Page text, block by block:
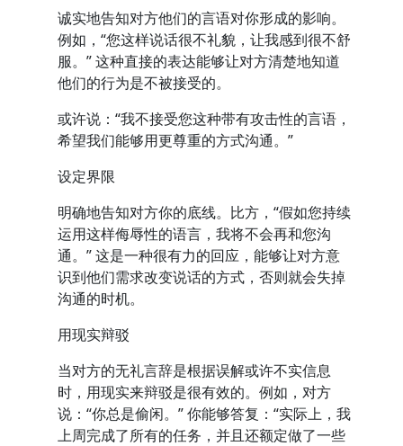
诚实地告知对方他们的言语对你形成的影响。
例如，“您这样说话很不礼貌，让我感到很不舒
服。” 这种直接的表达能够让对方清楚地知道
他们的行为是不被接受的。
或许说：“我不接受您这种带有攻击性的言语，
希望我们能够用更尊重的方式沟通。”
设定界限
明确地告知对方你的底线。比方，“假如您持续
运用这样侮辱性的语言，我将不会再和您沟
通。” 这是一种很有力的回应，能够让对方意
识到他们需求改变说话的方式，否则就会失掉
沟通的时机。
用现实辩驳
当对方的无礼言辞是根据误解或许不实信息
时，用现实来辩驳是很有效的。例如，对方
说：“你总是偷闲。” 你能够答复：“实际上，我
上周完成了所有的任务，并且还额定做了一些